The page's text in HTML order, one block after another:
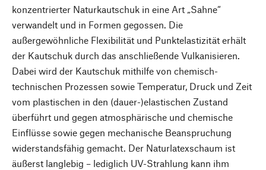
konzentrierter Naturkautschuk in eine Art „Sahne“
verwandelt und in Formen gegossen. Die
außergewöhnliche Flexibilität und Punktelastizität erhält
der Kautschuk durch das anschließende Vulkanisieren.
Dabei wird der Kautschuk mithilfe von chemisch-
technischen Prozessen sowie Temperatur, Druck und Zeit
vom plastischen in den (dauer-)elastischen Zustand
überführt und gegen atmosphärische und chemische
Einflüsse sowie gegen mechanische Beanspruchung
widerstandsfähig gemacht. Der Naturlatexschaum ist
äußerst langlebig – lediglich UV-Strahlung kann ihm